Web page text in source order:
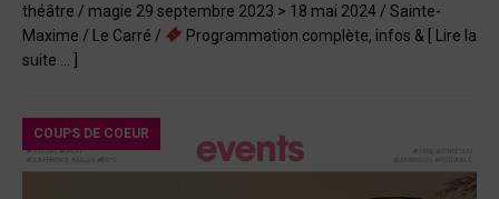
théâtre / magie 29 septembre 2023 > 18 mai 2024 / Sainte-
Maxime / Le Carré /
Programmation complète, infos & [ Lire la
suite … ]
COUPS DE COEUR